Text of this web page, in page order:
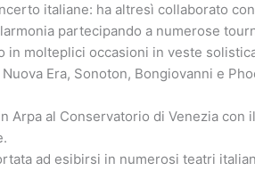
italiane: ha altresì collaborato
partecipando a numerose
in molteplici occasioni in veste
Era, Sonoton, Bongiovanni e
Arpa al Conservatorio di Venezia
ad esibirsi in numerosi teatri